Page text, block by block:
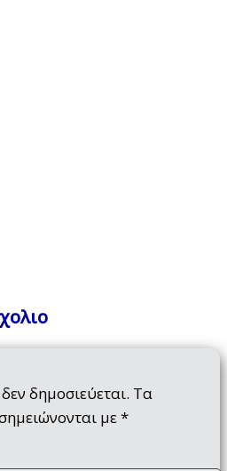
δημοσιεύεται. Τα
με*